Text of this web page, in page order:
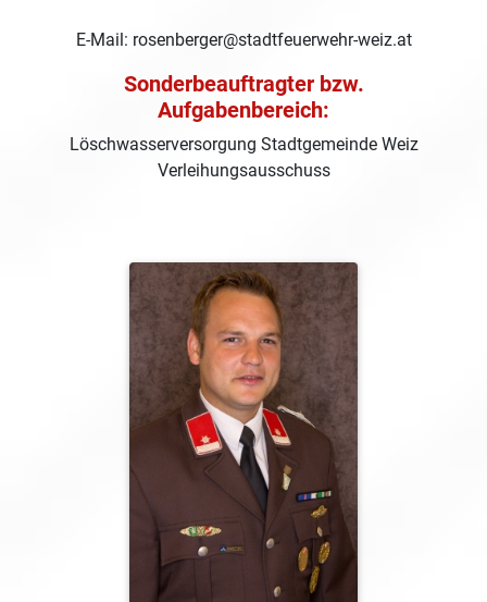
E-Mail: rosenberger@stadtfeuerwehr-weiz.at
Sonderbeauftragter bzw.
Aufgabenbereich:
Löschwasserversorgung Stadtgemeinde Weiz
Verleihungsausschuss